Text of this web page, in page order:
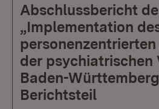
Abschlussbericht
„Implementation
der psychiatrischen
Baden-
Berichtsteil